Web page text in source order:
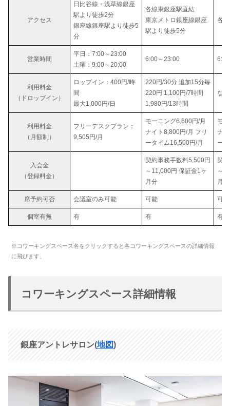
アクセス
日比谷線・浅草線銀座
駅より徒歩2分
銀座線銀座駅より徒歩5
分
各線東銀座駅直結
東京メトロ銀座線銀座
駅より徒歩5分
各
営業時間
平日：7:00～23:00
土曜：9:00～20:00
6:00～23:00
利用料金
（ドロップイン）
ロップイン：400円/時
間
最大1,000円/日
220円/30分 追加15分毎
220円 1,100円/7時間
1,980円/13時間
なし
利用料金
（月額制）
フリーデスクプラン：
9,505円/月
モーニング6,600円/月
ナイト8,800円/月 フリ
ータイム16,500円/月
モ
ナ
ー
入会金
（登録料金）
契約事務手数料5,500円
～11,000円 保証金1ヶ
月分
契
～
月分
席予約可否 会議室のみ可能 可能 可能
個室有無 有 有 有
※コワーキングスペース名をクリックすると各コワーキングスペースの詳細情報
に飛びます。
コワーキングスペース詳細情報
銀座アントレサロン(地図)